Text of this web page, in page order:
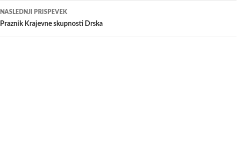
prispevkih
NASLEDNJI PRISPEVEK
Praznik Krajevne skupnosti Drska